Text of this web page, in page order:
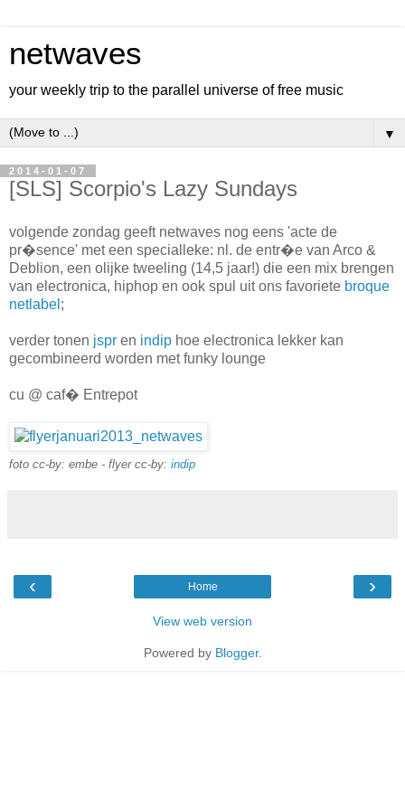
netwaves
your weekly trip to the parallel universe of free music
▼
2014-01-07
[SLS] Scorpio's Lazy Sundays
volgende zondag geeft netwaves nog eens 'acte de
pr�sence' met een specialleke: nl. de entr�e van Arco &
Deblion, een olijke tweeling (14,5 jaar!) die een mix brengen
van electronica, hiphop en ook spul uit ons favoriete broque
netlabel ;
verder tonen jspr en indip hoe electronica lekker kan
gecombineerd worden met funky lounge
cu @ caf� Entrepot
foto cc-by: embe - flyer cc-by: indip
‹ ›
Home
View web version
Powered by Blogger.